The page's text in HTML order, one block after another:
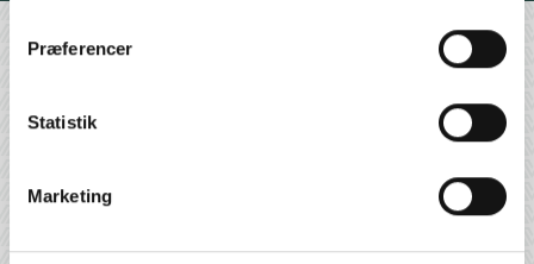
Præferencer
Statistik
Marketing
Vinding Gruppen A/S